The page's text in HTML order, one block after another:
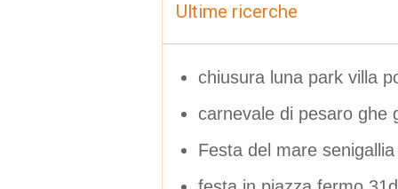
Ultime ricerche
chiusura luna park villa
carnevale di pesaro ghe
Festa del mare senigallia